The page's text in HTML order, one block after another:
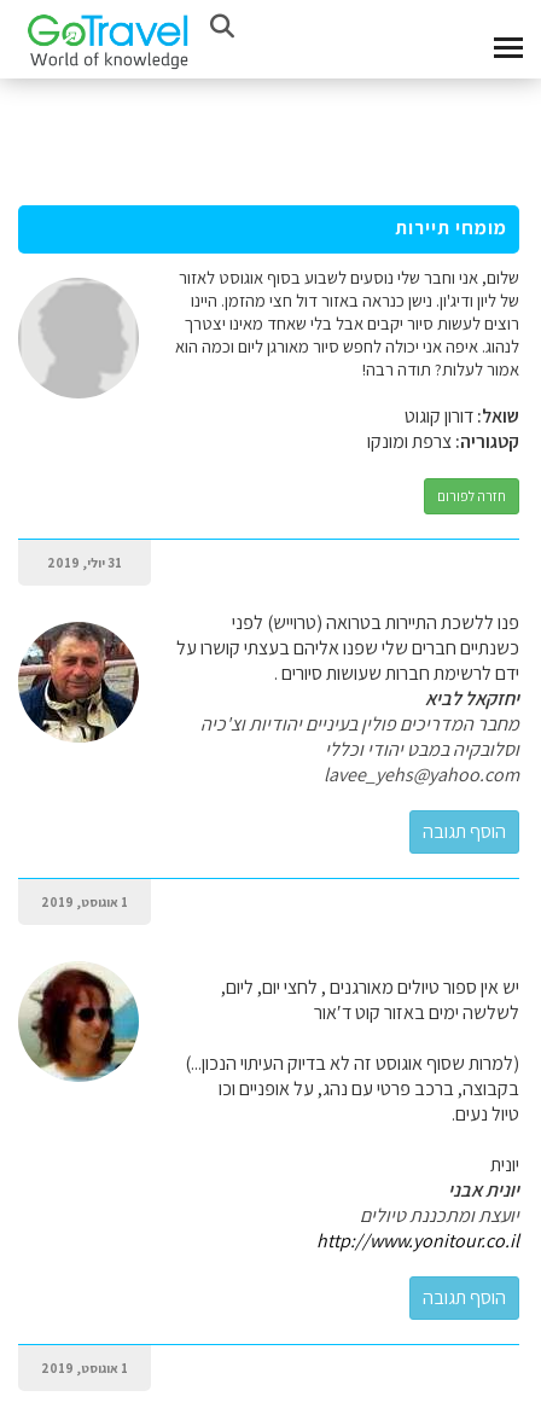
מומחי תיירות
שלום, אני וחבר שלי נוסעים לשבוע בסוף אוגוסט לאזור
של ליון ודיג'ון. נישן כנראה באזור דול חצי מהזמן. היינו
רוצים לעשות סיור יקבים אבל בלי שאחד מאינו יצטרך
לנהוג. איפה אני יכולה לחפש סיור מאורגן ליום וכמה הוא
אמור לעלות? תודה רבה!
שואל:דורון קוגוט
קטגוריה:צרפת ומונקו
חזרה לפורום
31 יולי, 2019
פנו ללשכת התיירות בטרואה (טרוייש) לפני
כשנתיים חברים שלי שפנו אליהם בעצתי קושרו על
ידם לרשימת חברות שעושות סיורים .
יחזקאל לביא
מחבר המדריכים פולין בעיניים יהודיות וצ'כיה
וסלובקיה במבט יהודי וכללי
lavee_yehs@yahoo.com
1 אוגוסט, 2019
יש אין ספור טיולים מאורגנים , לחצי יום, ליום,
לשלשה ימים באזור קוט ד′אור
(למרות שסוף אוגוסט זה לא בדיוק העיתוי הנכון...)
בקבוצה, ברכב פרטי עם נהג, על אופניים וכו
טיול נעים.
יונית
יונית אבני
יועצת ומתכננת טיולים
http://www.yonitour.co.il
1 אוגוסט, 2019